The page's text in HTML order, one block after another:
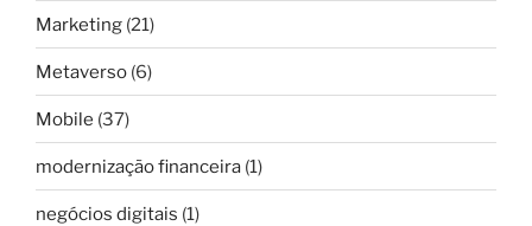
Marketing (21)
Metaverso (6)
Mobile (37)
modernização financeira (1)
negócios digitais (1)